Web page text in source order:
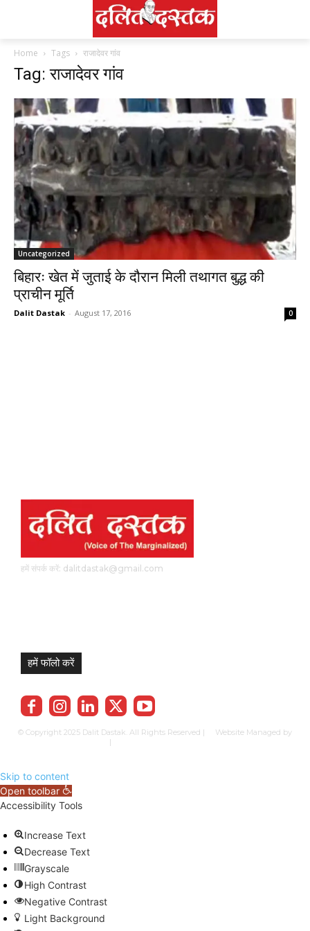
Home Tags राजादेवर गांव
Tag: राजादेवर गांव
Uncategorized
बिहारः खेत में जुताई के दौरान मिली तथागत बुद्ध की
प्राचीन मूर्ति
Dalit Dastak - August 17, 2016 0
हमें संपर्क करें: dalitdastak@gmail.com
हमें फॉलो करें
© Copyright 2025 Dalit Dastak. All Rights Reserved | Website Managed by
|
Skip to content
Open toolbar
Accessibility Tools
Increase Text
Decrease Text
Grayscale
High Contrast
Negative Contrast
Light Background